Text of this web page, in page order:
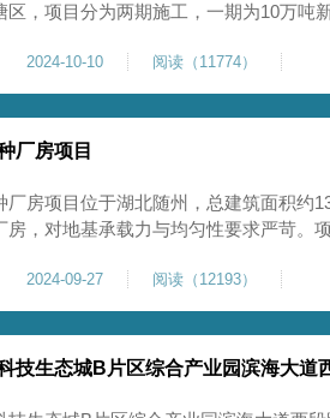
区，项目分为两期施工，一期为10万吨
施工两种施工模式。为确保后期地基使
行置换加强夯，其他区域采用
2024-10-10 阅读（11774）
厂房项目
厂房项目位于湖北随州，总建筑面积约
房，对地基承载力与均匀性要求严苛。
实度与承载性能，满足重载车间、设备
。项目严格遵循强夯地基处
2024-09-27 阅读（12193）
技生态城B片区综合产业园滨海大道